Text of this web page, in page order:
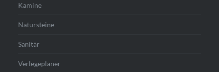
Kamine
Natursteine
Sanitär
Verlegeplaner